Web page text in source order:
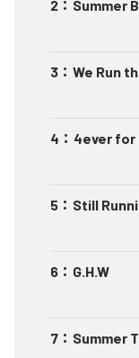
2 ： Summer
3 ： We Run
4 ： 4ever for
5 ： Still
6 ： G.H.W
7 ： Summer